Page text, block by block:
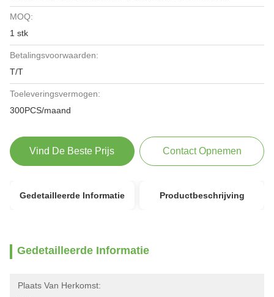
MOQ:
1 stk
Betalingsvoorwaarden:
T/T
Toeleveringsvermogen:
300PCS/maand
Vind De Beste Prijs Contact Opnemen
Gedetailleerde Informatie Productbeschrijving
Gedetailleerde Informatie
Plaats Van Herkomst: